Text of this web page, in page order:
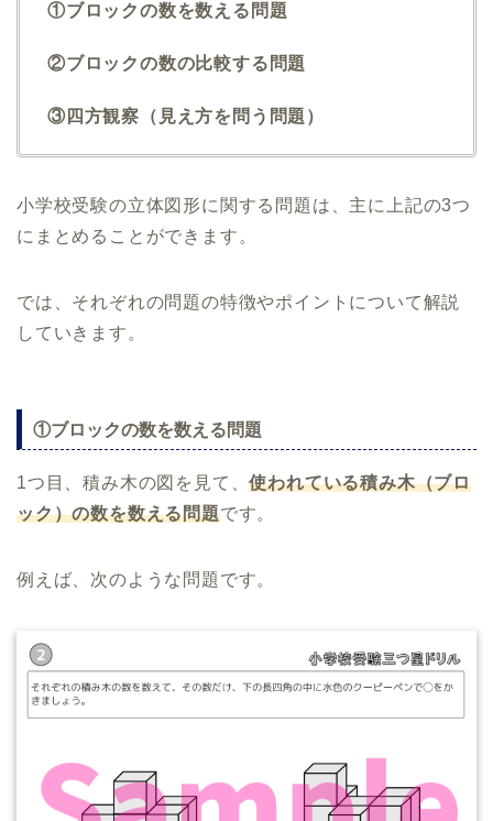
①ブロックの数を数える問題
②ブロックの数の比較する問題
③四方観察（見え方を問う問題）
小学校受験の立体図形に関する問題は、主に上記の3つ
にまとめることができます。
では、それぞれの問題の特徴やポイントについて解説
していきます。
①ブロックの数を数える問題
1つ目、積み木の図を見て、使われている積み木（ブロ
ック）の数を数える問題です。
例えば、次のような問題です。